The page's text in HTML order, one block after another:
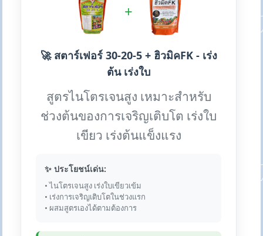
+
🚀 สตาร์เฟอร์ 30-20-5 + ฮิวมิคFK - เร่ง
ต้น เร่งใบ
สูตรไนโตรเจนสูง เหมาะสำหรับ
ช่วงต้นของการเจริญเติบโต เร่งใบ
เขียว เร่งต้นแข็งแรง
✨ ประโยชน์เด่น:
• ไนโตรเจนสูง เร่งใบเขียวเข้ม
• เร่งการเจริญเติบโตในช่วงแรก
• ผสมสูตรเองได้ตามต้องการ